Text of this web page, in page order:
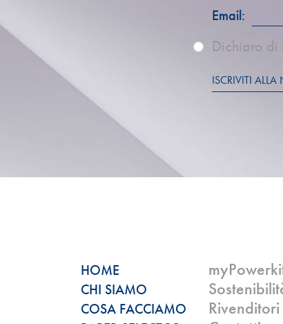
Email:
Dichiaro di
ISCRIVITI ALLA
HOME
CHI SIAMO
COSA FACCIAMO
Rivenditori